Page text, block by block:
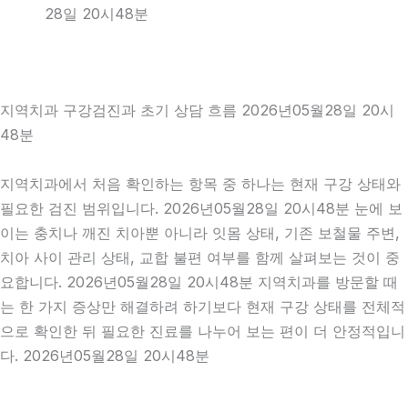
28일 20시48분
지역치과 구강검진과 초기 상담 흐름 2026년05월28일 20시
48분
지역치과에서 처음 확인하는 항목 중 하나는 현재 구강 상태와
필요한 검진 범위입니다. 2026년05월28일 20시48분 눈에 보
이는 충치나 깨진 치아뿐 아니라 잇몸 상태, 기존 보철물 주변,
치아 사이 관리 상태, 교합 불편 여부를 함께 살펴보는 것이 중
요합니다. 2026년05월28일 20시48분 지역치과를 방문할 때
는 한 가지 증상만 해결하려 하기보다 현재 구강 상태를 전체적
으로 확인한 뒤 필요한 진료를 나누어 보는 편이 더 안정적입니
다. 2026년05월28일 20시48분